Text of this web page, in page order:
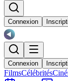
Connexion
Connexion
FilmsCélébrités